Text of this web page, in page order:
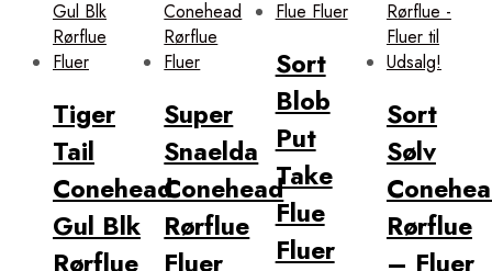
Tiger
Tail
Conehead
Gul Blk
Super
Snaelda
Conehead
Rørflue
Sort
Blob
Put
Take
Flue
Fluer
Sort
Sølv
Rørflue